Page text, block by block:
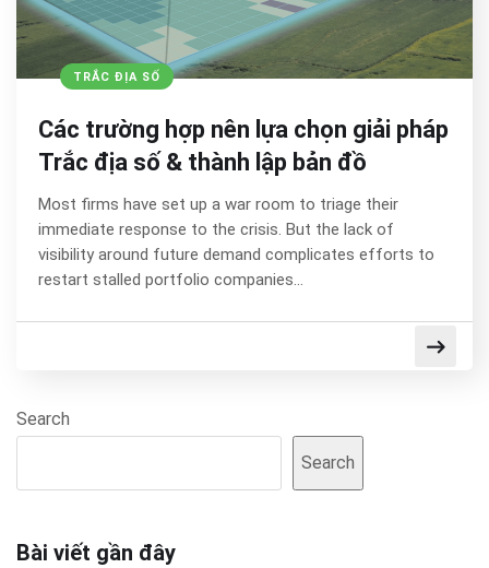
TRẮC ĐỊA SỐ
Các trường hợp nên lựa chọn giải pháp
Trắc địa số & thành lập bản đồ
Most firms have set up a war room to triage their
immediate response to the crisis. But the lack of
visibility around future demand complicates efforts to
restart stalled portfolio companies…
Search
Search
Bài viết gần đây